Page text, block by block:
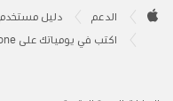
Footer

الدعم دليل مستخدم iPhone
اكتب في يومياتك على iPhone